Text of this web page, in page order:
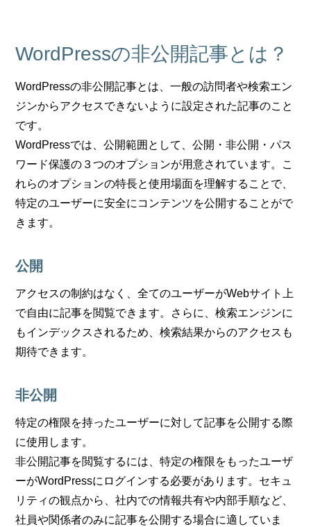
WordPressの非公開記事とは？
WordPressの非公開記事とは、一般の訪問者や検索エン
ジンからアクセスできないように設定された記事のこと
です。
WordPressでは、公開範囲として、公開・非公開・パス
ワード保護の３つのオプションが用意されています。こ
れらのオプションの特長と使用場面を理解することで、
特定のユーザーに安全にコンテンツを公開することがで
きます。
公開
アクセスの制約はなく、全てのユーザーがWebサイト上
で自由に記事を閲覧できます。さらに、検索エンジンに
もインデックスされるため、検索結果からのアクセスも
期待できます。
非公開
特定の権限を持ったユーザーに対して記事を公開する際
に使用します。
非公開記事を閲覧するには、特定の権限をもったユーザ
ーがWordPressにログインする必要があります。セキュ
リティの観点から、社内での情報共有や内部手順など、
社員や関係者のみに記事を公開する場合に適していま